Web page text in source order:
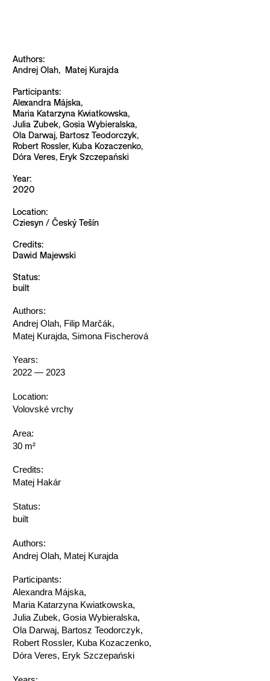
Authors:
Andrej Olah, Matej Kurajda
Participants:
Alexandra Májska,
Maria Katarzyna Kwiatkowska,
Julia Zubek, Gosia Wybieralska,
Ola Darwaj, Bartosz Teodorczyk,
Robert Rossler, Kuba Kozaczenko,
Dóra Veres, Eryk Szczepański
Year:
2020
Location:
Cziesyn / Český Tešín
Credits:
Dawid Majewski
Status:
built
Authors:
Andrej Olah, Filip Marčák,
Matej Kurajda, Simona Fischerová
Years:
2022 — 2023
Location:
Volovské vrchy
Area:
30 m²
Credits:
Matej Hakár
Status:
built
Authors:
Andrej Olah, Matej Kurajda
Participants:
Alexandra Májska,
Maria Katarzyna Kwiatkowska,
Julia Zubek, Gosia Wybieralska,
Ola Darwaj, Bartosz Teodorczyk,
Robert Rossler, Kuba Kozaczenko,
Dóra Veres, Eryk Szczepański